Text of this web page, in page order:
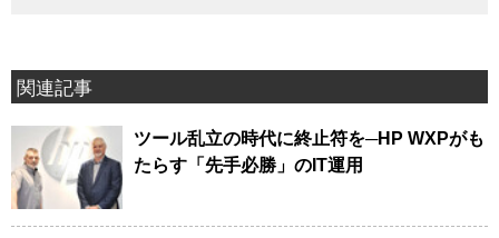
関連記事
ツール乱立の時代に終止符を─HP WXPがも
たらす「先手必勝」のIT運用